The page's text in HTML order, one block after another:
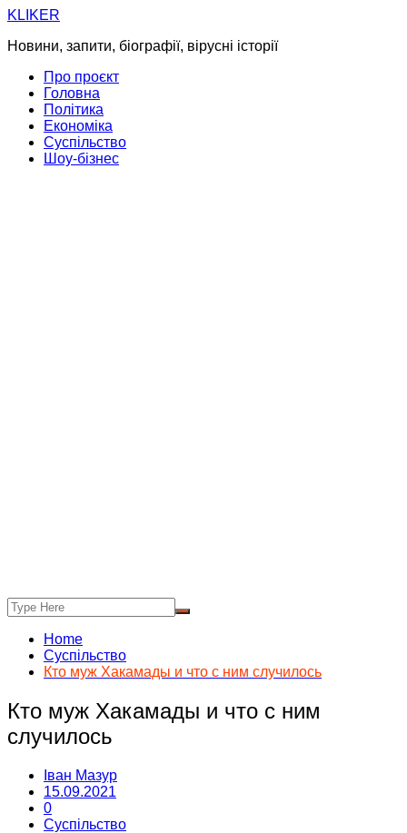
Skip
content
KLIKER
Новини, запити, біографії, вірусні історії
Про проєкт
Головна
Політика
Економіка
Суспільство
Шоу-бізнес
Home
Суспільство
Кто муж Хакамады и что с ним случилось
Кто муж Хакамады и что с ним
случилось
Іван Мазур
15.09.2021
0
Суспільство